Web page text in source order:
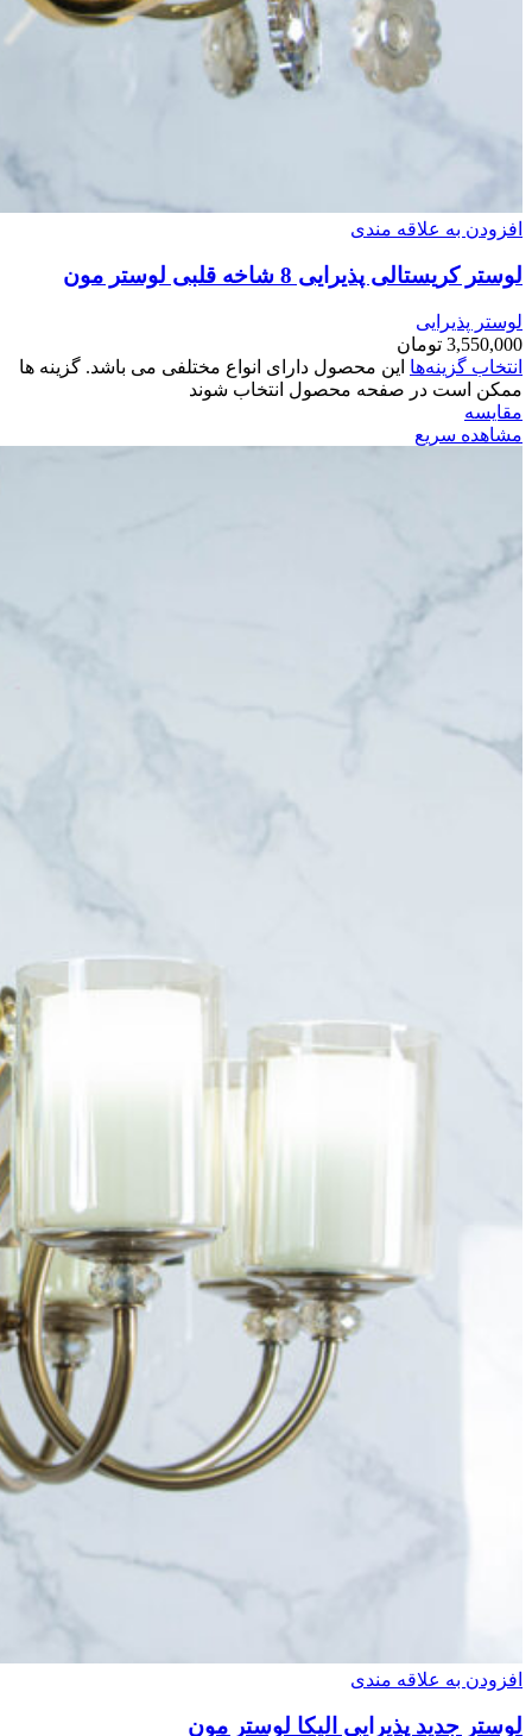
افزودن به علاقه مندی
لوستر کریستالی پذیرایی 8 شاخه قلبی لوستر مون
لوستر پذیرایی
3,550,000 تومان
انتخاب گزینه‌ها این محصول دارای انواع مختلفی می باشد. گزینه ها
ممکن است در صفحه محصول انتخاب شوند
مقایسه
مشاهده سریع
افزودن به علاقه مندی
لوستر جدید پذیرایی الیکا لوستر مون